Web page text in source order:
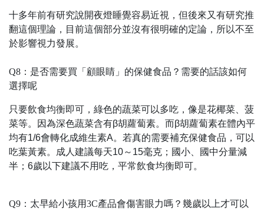
十多年前有研究說開夜燈睡覺容易近視，但後來又有研究推
翻這個理論，目前這個部分並沒有很明確的定論，所以不至
於影響視力發展。
Q8：是否需要買「顧眼睛」的保健食品？需要的話該如何
選擇呢
只要飲食均衡即可，綠色的蔬菜可以多吃，像是花椰菜、菠
菜等。因為深色蔬菜含有β胡蘿蔔素。而β胡蘿蔔素在體內平
均有1/6會轉化成維生素A。若真的需要補充保健食品，可以
吃葉黃素。成人建議每天10～15毫克；國小、國中分量減
半；6歲以下建議不用吃，平常飲食均衡即可。
Q9：太早給小孩用3C產品會傷害眼力嗎？幾歲以上才可以